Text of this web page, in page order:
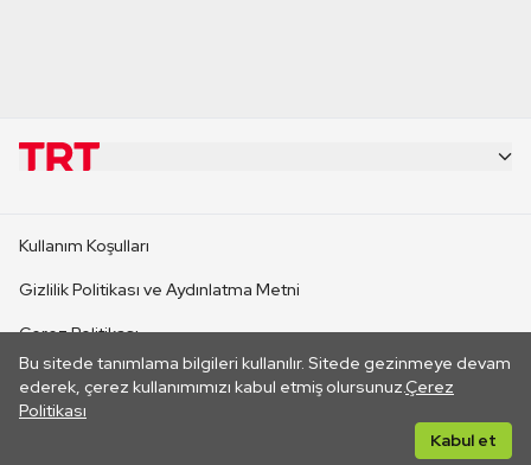
Bu sitede tanımlama bilgileri kullanılır. Sitede gezinmeye devam
ederek, çerez kullanımımızı kabul etmiş olursunuz.Çerez
Politikası
Kabul et
CANLI YAYINLAR
Kullanım Koşulları
Gizlilik Politikası ve Aydınlatma Metni
Çerez Politikası
İletişim
Her hakkı saklıdır. ©2026 TRT. Bağlantı yoluyla gidilen dış